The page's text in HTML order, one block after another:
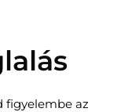
figyelembe az